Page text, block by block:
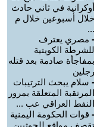
أوكرانية في ثاني حادث
خلال أسبوعين خلال م
...
- مصري يعترف
للشرطة الكويتية
بمفاجأة صادمة بعد قتله
رجلين
- سلام يبحث الترتيبات
المرتقبة المتعلقة بمرور
النفط العراقي عب ...
- قوات الحكومة اليمنية
تقصف مواقع للحوثيين